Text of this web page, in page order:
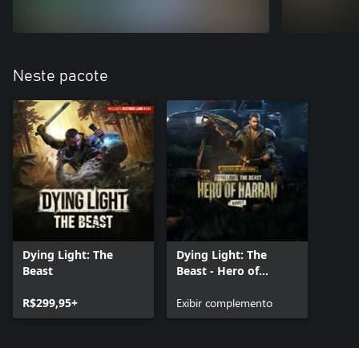
Neste pacote
Dying Light: The
Beast
R$299,95+
Dying Light: The
Beast - Hero of
Exibir complemento